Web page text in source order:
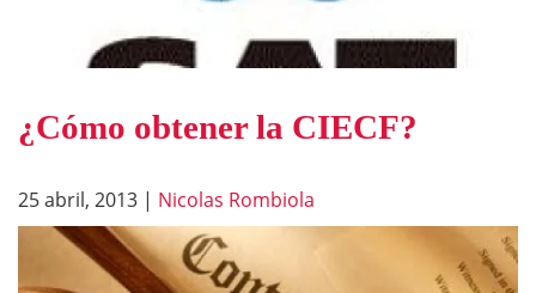
¿Cómo obtener la CIECF?
25 abril, 2013 | Nicolas Rombiola